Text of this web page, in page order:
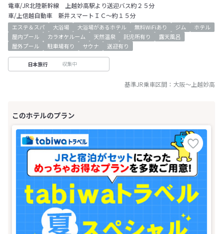
電車/JR北陸新幹線 上越妙高駅より送迎バス約２５分
車/上信越自動車 新井スマートＩＣ～約１５分
エステ＆スパ 大浴場 大浴場があるホテル 無料WiFiあり ジム
ホテル
屋内プール
カラオケルーム 天然温泉 託児所有り
露天風呂
屋外プール
駐車場有り サウナ 送迎有り
日本旅行 収集中
基準JR乗車区間： 大阪～ 上越妙高